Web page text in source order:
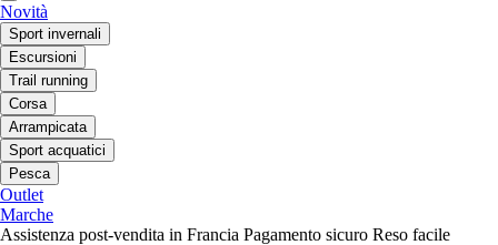
Novità
Sport invernali
Escursioni
Trail running
Corsa
Arrampicata
Sport acquatici
Pesca
Outlet
Marche
Assistenza post-vendita in Francia Pagamento sicuro Reso facile